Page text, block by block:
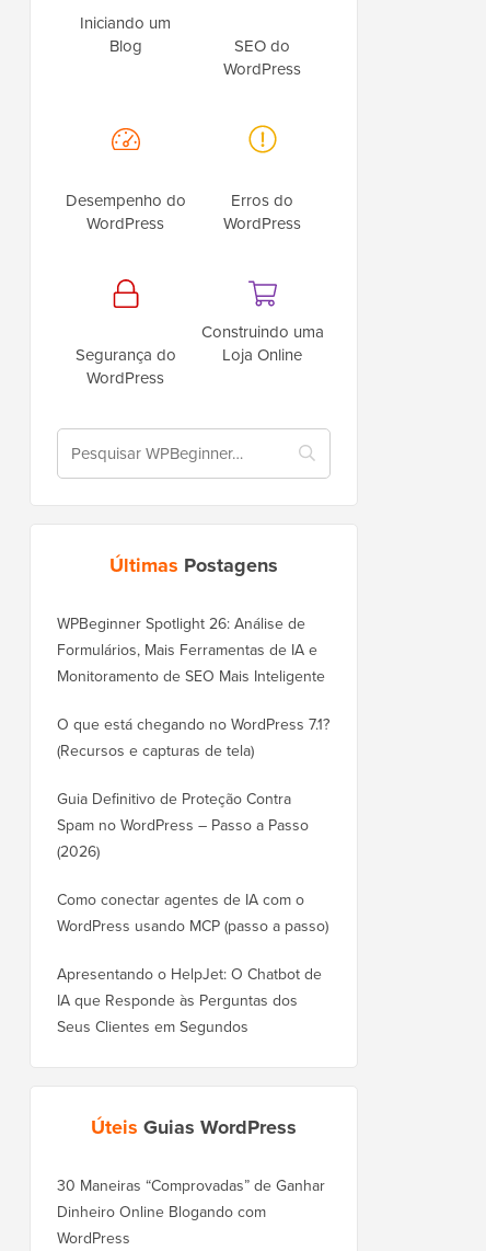
Iniciando um
Blog
SEO do
WordPress
Desempenho do
WordPress
Erros do
WordPress
Segurança do
WordPress
Construindo uma
Loja Online
Últimas Postagens
WPBeginner Spotlight 26: Análise de
Formulários, Mais Ferramentas de IA e
Monitoramento de SEO Mais Inteligente
O que está chegando no WordPress 7.1?
(Recursos e capturas de tela)
Guia Definitivo de Proteção Contra
Spam no WordPress – Passo a Passo
(2026)
Como conectar agentes de IA com o
WordPress usando MCP (passo a passo)
Apresentando o HelpJet: O Chatbot de
IA que Responde às Perguntas dos
Seus Clientes em Segundos
Úteis Guias WordPress
30 Maneiras “Comprovadas” de Ganhar
Dinheiro Online Blogando com
WordPress